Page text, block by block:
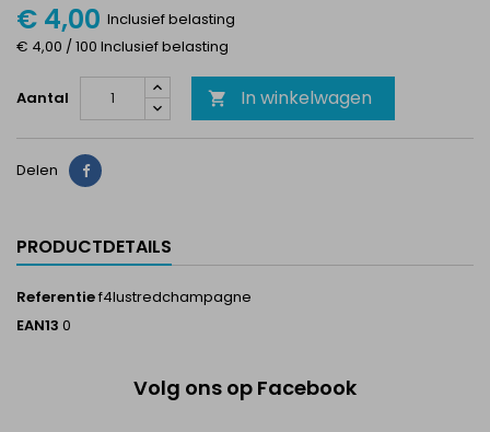
€ 4,00 Inclusief belasting
€ 4,00 / 100 Inclusief belasting
Aantal  In winkelwagen
Delen Delen
PRODUCTDETAILS
Referentief4lustredchampagne
EAN13 0
Volg ons op Facebook